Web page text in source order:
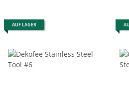
AUF LAGER